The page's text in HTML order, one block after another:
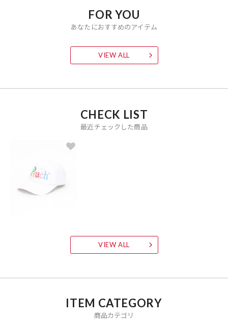
FOR YOU
あなたにおすすめのアイテム
VIEW ALL
CHECK LIST
最近チェックした商品
VIEW ALL
ITEM CATEGORY
商品カテゴリ